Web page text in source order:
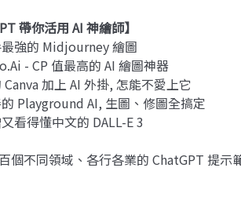
帶你活用 AI 神繪師】
強的 Midjourney 繪圖
- CP 值最高的 AI 繪圖神器
加上 AI 外掛, 怎能不愛上它
Playground AI, 生圖、修圖全搞定
看得懂中文的 DALL-E 3
個不同領域、各行各業的 ChatGPT 提